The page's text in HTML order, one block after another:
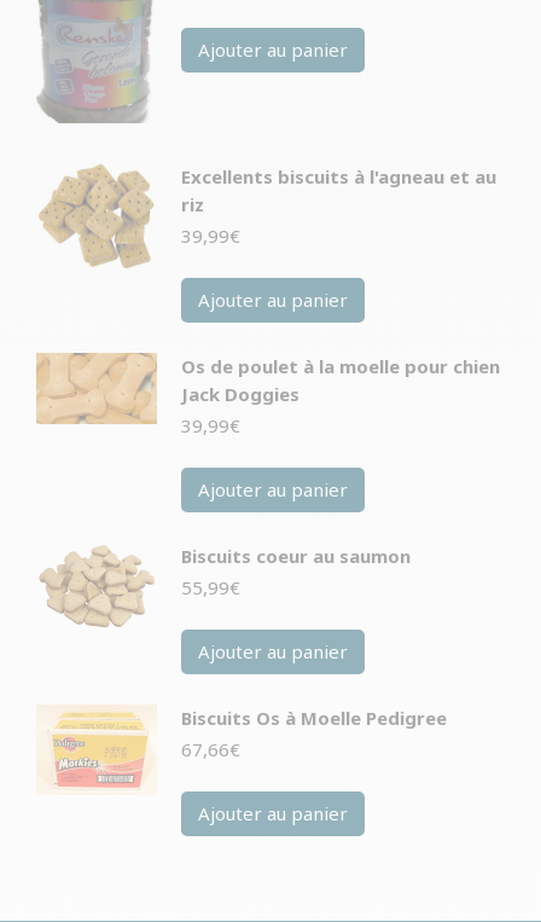
Ajouter au panier
Excellents biscuits à l'agneau et au
riz
39,99€
Ajouter au panier
Os de poulet à la moelle pour chien
Jack Doggies
39,99€
Ajouter au panier
Biscuits coeur au saumon
55,99€
Ajouter au panier
Biscuits Os à Moelle Pedigree
67,66€
Ajouter au panier